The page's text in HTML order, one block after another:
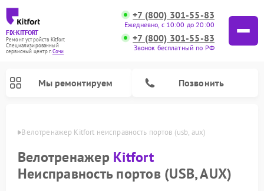
FIX-KITFORT
Ремонт устройств Kitfort
Специализированный
cервисный центр г.Сочи
+7 (800) 301-55-83
Ежедневно, с 10:00 до 20:00
+7 (800) 301-55-83
Звонок бесплатный по РФ
Мы ремонтируем Позвонить
Велотренажер Kitfort неисправность портов (usb, aux)
Велотренажер Kitfort
Неисправность портов (USB, AUX)